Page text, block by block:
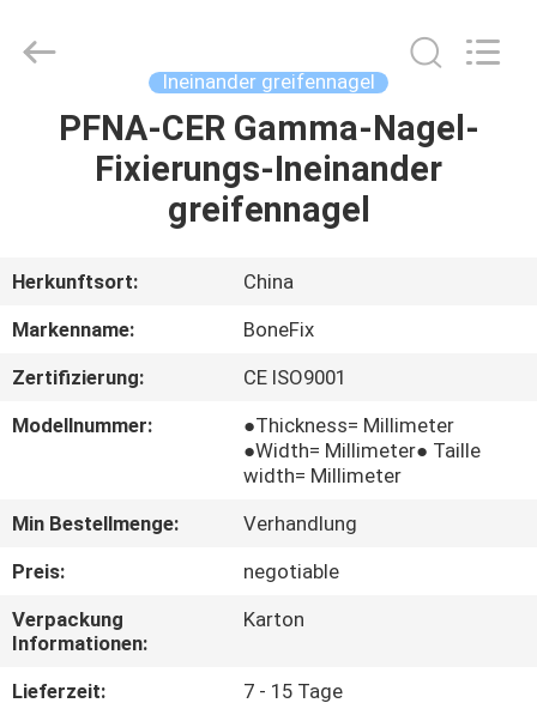
HAUS
PRODUKTE
ÜBER
UNS
FABRIK-
AUSFLUG
QUALITÄTSKONTROLLE
TRETEN
SIE
MIT
science&technology
ECER
Ineinander greifennagel
PFNA-CER Gamma-Nagel-
Fixierungs-Ineinander
greifennagel
Herkunftsort:
China
Markenname:
BoneFix
Zertifizierung:
CE ISO9001
Modellnummer:
●Thickness= Millimeter
●Width= Millimeter● Taille
width= Millimeter
Min Bestellmenge:
Verhandlung
Preis:
negotiable
Verpackung
Informationen:
Karton
Lieferzeit:
7 - 15 Tage